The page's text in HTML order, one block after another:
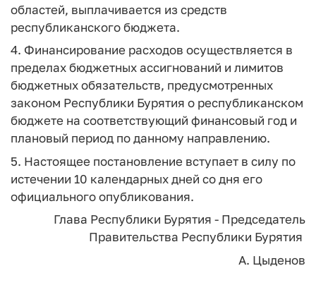
областей, выплачивается из средств
республиканского бюджета.
4. Финансирование расходов осуществляется в
пределах бюджетных ассигнований и лимитов
бюджетных обязательств, предусмотренных
законом Республики Бурятия о республиканском
бюджете на соответствующий финансовый год и
плановый период по данному направлению.
5. Настоящее постановление вступает в силу по
истечении 10 календарных дней со дня его
официального опубликования.
Глава Республики Бурятия - Председатель
Правительства Республики Бурятия
А. Цыденов